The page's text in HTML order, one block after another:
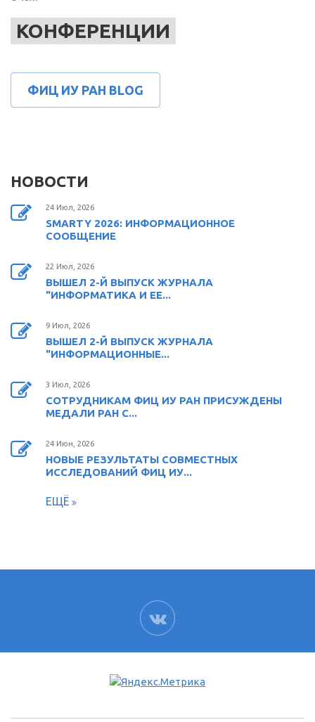
КОНФЕРЕНЦИИ
ФИЦ ИУ РАН BLOG
НОВОСТИ
24 Июл, 2026
SMARTY 2026: ИНФОРМАЦИОННОЕ
СООБЩЕНИЕ
22 Июл, 2026
ВЫШЕЛ 2-Й ВЫПУСК ЖУРНАЛА
"ИНФОРМАТИКА И ЕЕ...
9 Июл, 2026
ВЫШЕЛ 2-Й ВЫПУСК ЖУРНАЛА
"ИНФОРМАЦИОННЫЕ...
3 Июл, 2026
СОТРУДНИКАМ ФИЦ ИУ РАН ПРИСУЖДЕНЫ
МЕДАЛИ РАН С...
24 Июн, 2026
НОВЫЕ РЕЗУЛЬТАТЫ СОВМЕСТНЫХ
ИССЛЕДОВАНИЙ ФИЦ ИУ...
ЕЩЁ
ВК